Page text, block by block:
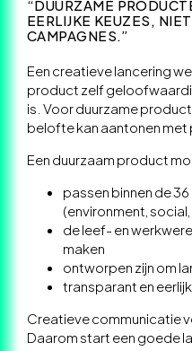
“DUURZAME
EERLIJKE KEUZES,
CAMPAGNES.”
Een creatieve lancering
product zelf
is. Voor duurzame
belofte kan aantonen met
Een duurzaam product
passen binnen de
(environment,
de leef- en
maken
ontworpen zijn om
transparant en
Creatieve communicatie
Daarom start een goede